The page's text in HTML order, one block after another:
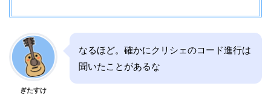
ぎたすけ
なるほど。確かにクリシェのコード進行は
聞いたことがあるな